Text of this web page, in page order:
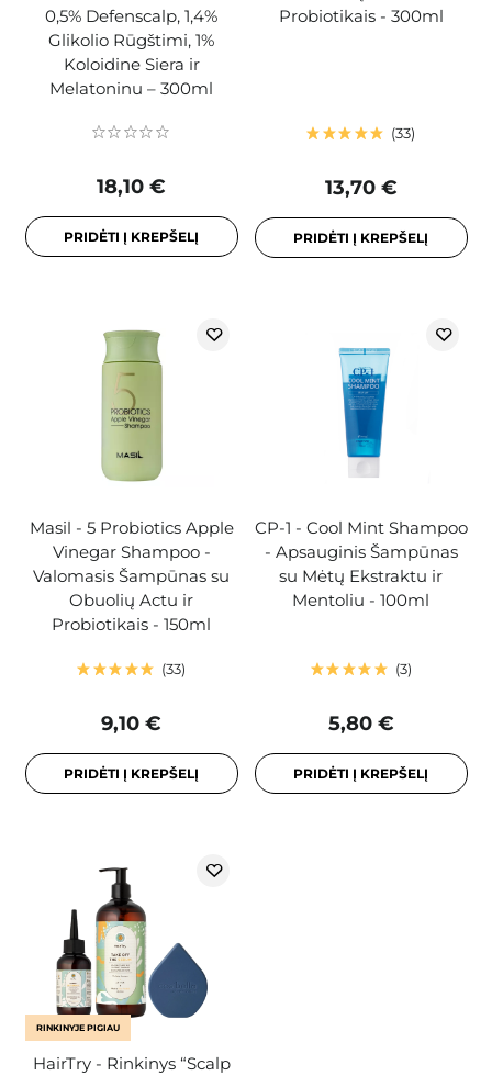
0,5% Defenscalp, 1,4%
Glikolio Rūgštimi, 1%
Koloidine Siera ir
Melatoninu – 300ml
18,10 €
PRIDĖTI Į KREPŠELĮ
Probiotikais - 300ml
33
13,70 €
PRIDĖTI Į KREPŠELĮ
Masil - 5 Probiotics Apple
Vinegar Shampoo -
Valomasis Šampūnas su
Obuolių Actu ir
Probiotikais - 150ml
33
9,10 €
PRIDĖTI Į KREPŠELĮ
CP-1 - Cool Mint Shampoo
- Apsauginis Šampūnas
su Mėtų Ekstraktu ir
Mentoliu - 100ml
3
5,80 €
PRIDĖTI Į KREPŠELĮ
RINKINYJE PIGIAU
HairTry - Rinkinys “Scalp